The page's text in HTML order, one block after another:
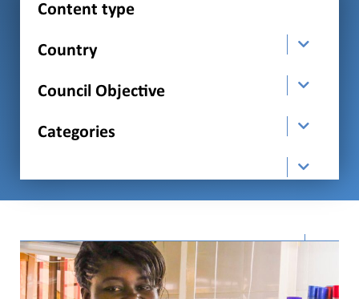
Content type
Country
Council Objective
Categories